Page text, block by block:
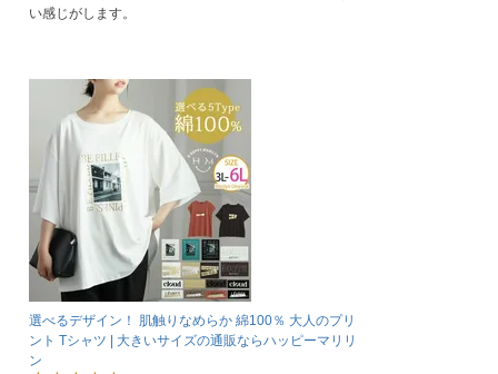
い感じがします。
選べるデザイン！ 肌触りなめらか 綿100％ 大人のプリ
ント Tシャツ | 大きいサイズの通販ならハッピーマリリ
ン